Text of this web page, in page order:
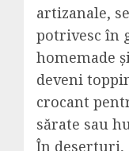
artizanale, se
potrivesc în
homemade
deveni
crocant
sărate sau
În deserturi,